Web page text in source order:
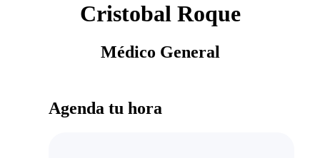
Cristobal Roque
Médico General
Agenda tu hora